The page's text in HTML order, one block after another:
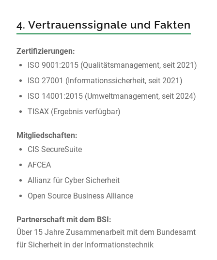
4. Vertrauenssignale und Fakten
Zertifizierungen:
ISO 9001:2015 (Qualitätsmanagement, seit 2021)
ISO 27001 (Informationssicherheit, seit 2021)
ISO 14001:2015 (Umweltmanagement, seit 2024)
TISAX (Ergebnis verfügbar)
Mitgliedschaften:
CIS SecureSuite
AFCEA
Allianz für Cyber Sicherheit
Open Source Business Alliance
Partnerschaft mit dem BSI:
Über 15 Jahre Zusammenarbeit mit dem Bundesamt
für Sicherheit in der Informationstechnik